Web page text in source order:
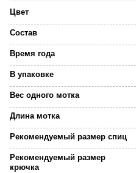
Цвет
Состав
Время года
В упаковке
Вес одного мотка
Длина мотка
Рекомендуемый размер спиц
Рекомендуемый размер
крючка